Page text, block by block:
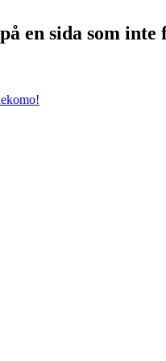
en sida som inte